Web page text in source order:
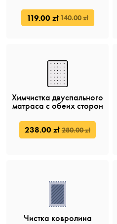
119.00 zł 140.00 zł
Химчистка двуспального
матраса с обеих сторон
238.00 zł 280.00 zł
Чистка ковролина